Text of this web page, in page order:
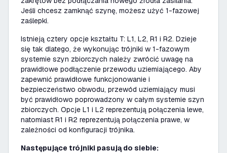
Jeśli chcesz zamknąć szynę, możesz użyć 1-fazowej
zaślepki.
Istnieją cztery opcje kształtu T: L1, L2, R1 i R2. Dzieje
się tak dlatego, że wykonując trójniki w 1-fazowym
systemie szyn zbiorczych należy zwrócić uwagę na
prawidłowe podłączenie przewodu uziemiającego. Aby
zapewnić prawidłowe funkcjonowanie i
bezpieczeństwo obwodu, przewód uziemiający musi
być prawidłowo poprowadzony w całym systemie szyn
zbiorczych. Opcje L1 i L2 reprezentują połączenia lewe,
natomiast R1 i R2 reprezentują połączenia prawe, w
zależności od konfiguracji trójnika.
Następujące trójniki pasują do siebie: